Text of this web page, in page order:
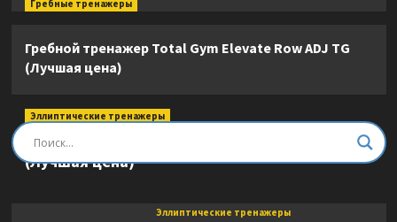
Гребные тренажеры
Гребной тренажер Total Gym Elevate Row ADJ TG
(Лучшая цена)
Эллиптические тренажеры
Эллиптический тренажер DFC E8745T
(Лучшая цена)
Эллиптические тренажеры